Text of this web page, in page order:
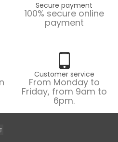
Secure payment
100% secure online
payment
Customer service
From Monday to
Friday, from 9am to
6pm.